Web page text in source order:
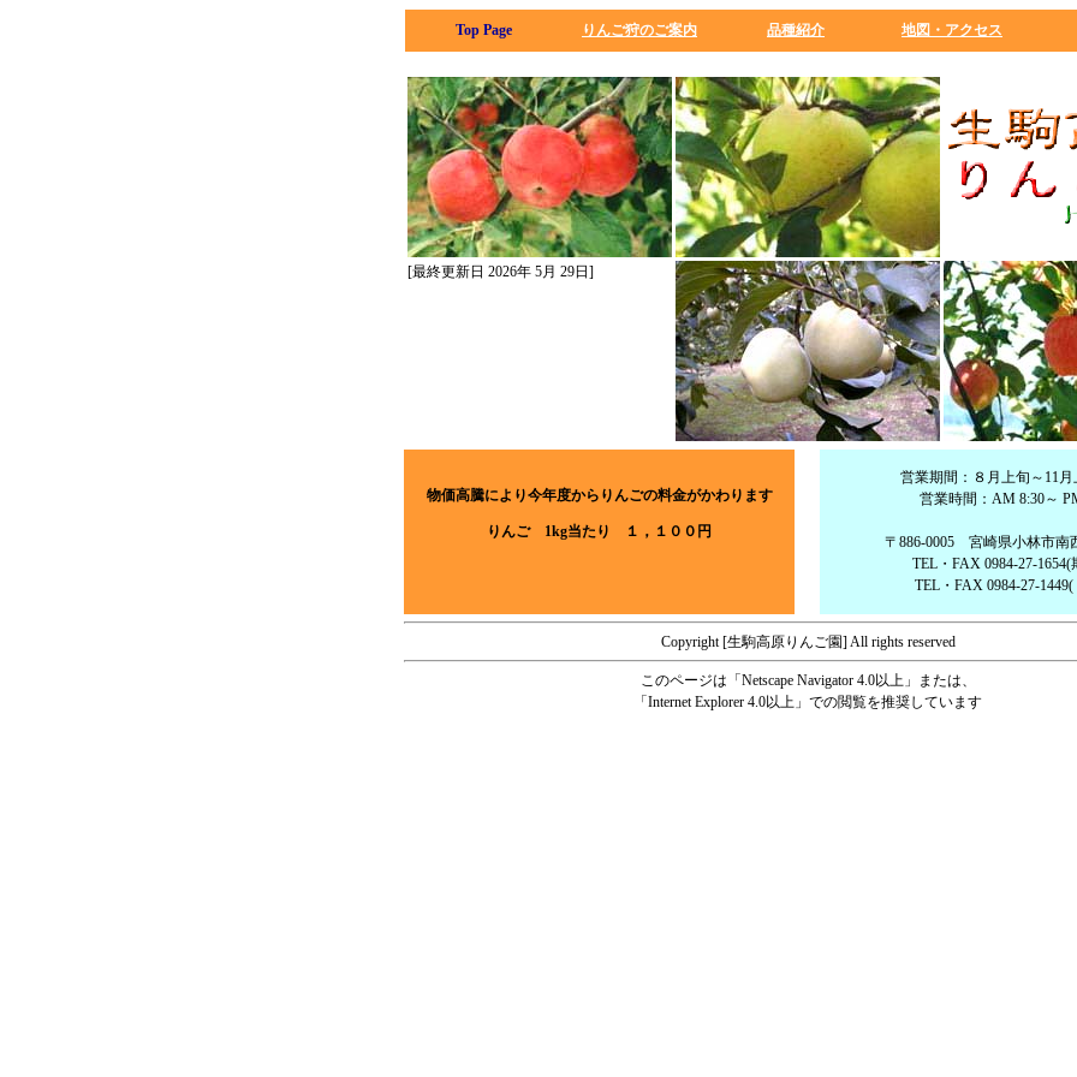
Top Page りんご狩のご案内 品種紹介 地図・アクセス
[最終更新日 2026年 5月 29日]
物価高騰により今年度からりんごの料金がかわります
りんご 1kg当たり １，１００円
営業期間：８月上旬～11月
営業時間：AM 8:30～
〒886-0005 宮崎県小林市南
TEL・FAX 0984-27-1654(
TEL・FAX 0984-27-
Copyright [生駒高原りんご園] All rights reserved
このページは「Netscape Navigator 4.0以上」または、
「Internet Explorer 4.0以上」での閲覧を推奨しています